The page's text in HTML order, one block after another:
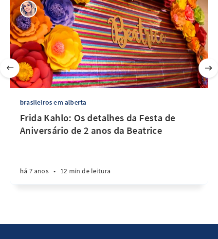
brasileiros em alberta
Frida Kahlo: Os detalhes da Festa de
Aniversário de 2 anos da Beatrice
há 7 anos • 12 min de leitura